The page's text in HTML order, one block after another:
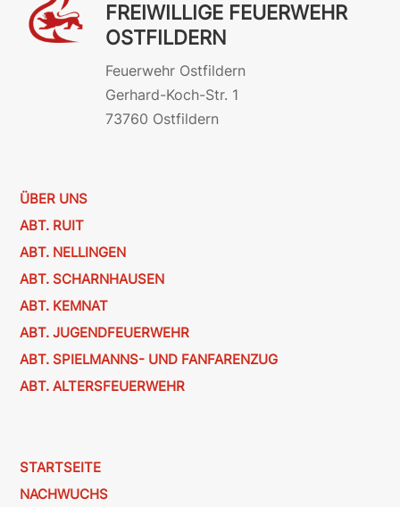
FREIWILLIGE FEUERWEHR
OSTFILDERN
Feuerwehr Ostfildern
Gerhard-Koch-Str. 1
73760 Ostfildern
ÜBER UNS
ABT. RUIT
ABT. NELLINGEN
ABT. SCHARNHAUSEN
ABT. KEMNAT
ABT. JUGENDFEUERWEHR
ABT. SPIELMANNS- UND FANFARENZUG
ABT. ALTERSFEUERWEHR
STARTSEITE
NACHWUCHS